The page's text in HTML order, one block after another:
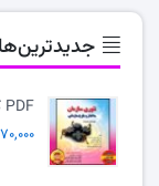
PDF کتاب تئوری سازمان ساختار و طرح سازمانی- رابینز
۷۰,۰۰۰ تومان